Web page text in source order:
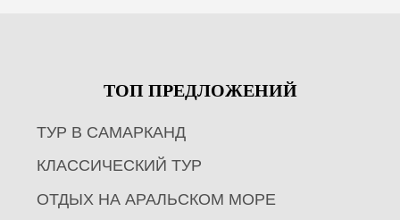
ТОП ПРЕДЛОЖЕНИЙ
ТУР В САМАРКАНД
КЛАССИЧЕСКИЙ ТУР
ОТДЫХ НА АРАЛЬСКОМ МОРЕ